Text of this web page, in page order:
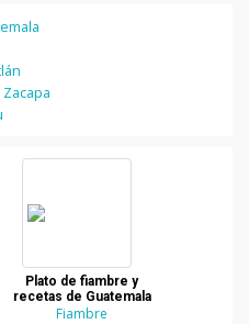
Plato de fiambre y
recetas de Guatemala
Fiambre